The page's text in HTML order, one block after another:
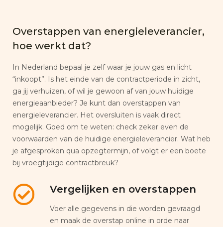
Overstappen van energieleverancier,
hoe werkt dat?
In Nederland bepaal je zelf waar je jouw gas en licht
“inkoopt”. Is het einde van de contractperiode in zicht,
ga jij verhuizen, of wil je gewoon af van jouw huidige
energieaanbieder? Je kunt dan overstappen van
energieleverancier. Het oversluiten is vaak direct
mogelijk. Goed om te weten: check zeker even de
voorwaarden van de huidige energieleverancier. Wat heb
je afgesproken qua opzegtermijn, of volgt er een boete
bij vroegtijdige contractbreuk?
Vergelijken en overstappen
Voer alle gegevens in die worden gevraagd
en maak de overstap online in orde naar